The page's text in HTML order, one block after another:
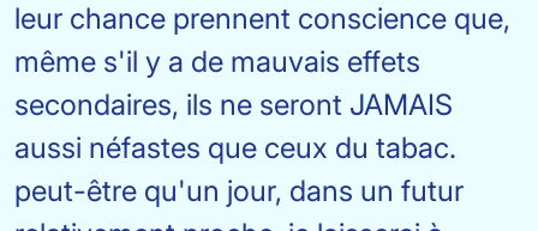
leur chance prennent conscience que,
même s'il y a de mauvais effets
secondaires, ils ne seront JAMAIS
aussi néfastes que ceux du tabac.
peut-être qu'un jour, dans un futur